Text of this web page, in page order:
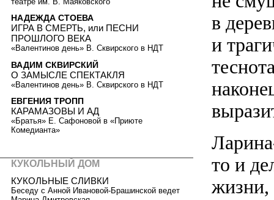
в
и
то и
жизни,
НАДЕЖДА СТОЕВА
ИГРА В СМЕРТЬ, или ПЕСНИ
ПРОШЛОГО ВЕКА
«Валентинов день» В. Сквирского в НДТ
ВАДИМ СКВИРСКИЙ
О ЗАМЫСЛЕ СПЕКТАКЛЯ
«Валентинов день» В. Сквирского в НДТ
ЕВГЕНИЯ ТРОПП
КАРАМАЗОВЫ И АД
«Братья» Е. Сафоновой в «Приюте
Комедианта»
КУКОЛЬНЫЙ ДОМ
КУКОЛЬНЫЕ СЛИВКИ
Беседу с Анной Ивановой-Брашинской ведет